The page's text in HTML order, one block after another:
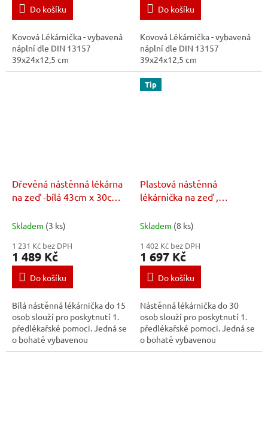
Do košíku
Kovová Lékárnička - vybavená
náplní dle DIN 13157
39x24x12,5 cm
Do košíku
Kovová Lékárnička - vybavená
náplní dle DIN 13157
39x24x12,5 cm
Dřevěná nástěnná lékárna
na zeď -bílá 43cm x 30cm x
osob
Skladem (3 ks)
1 231 Kč bez DPH
1 489 Kč
Do košíku
Bílá nástěnná lékárnička do 15
osob slouží pro poskytnutí 1.
předlékařské pomoci. Jedná se
o bohatě vybavenou
nástěnnou lékárničku se
Tip
Plastová nástěnná
lékárnička na zeď ,
Skladem (8 ks)
1 402 Kč bez DPH
1 697 Kč
Do košíku
Nástěnná lékárnička do 30
osob slouží pro poskytnutí 1.
předlékařské pomoci. Jedná se
o bohatě vybavenou
nástěnnou lékárničku se